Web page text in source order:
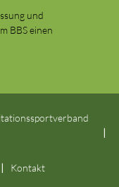
und
BBS einen
Kontakt